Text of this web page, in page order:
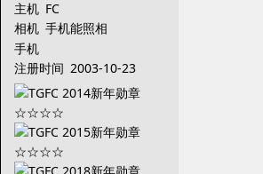
主机 FC
相机 手机能照相
手机
注册时间 2003-10-23